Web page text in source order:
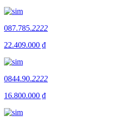
087.785.2222
22.409.000 ₫
0844.90.2222
16.800.000 ₫